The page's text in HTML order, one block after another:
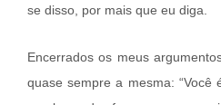
se disso, por mais que eu diga.
Encerrados os meus
quase sempre a mesma: